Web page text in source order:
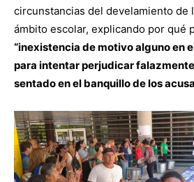
circunstancias del develamiento de
ámbito escolar, explicando por qué
“inexistencia de motivo alguno en
para intentar perjudicar
sentado en el banquillo de los